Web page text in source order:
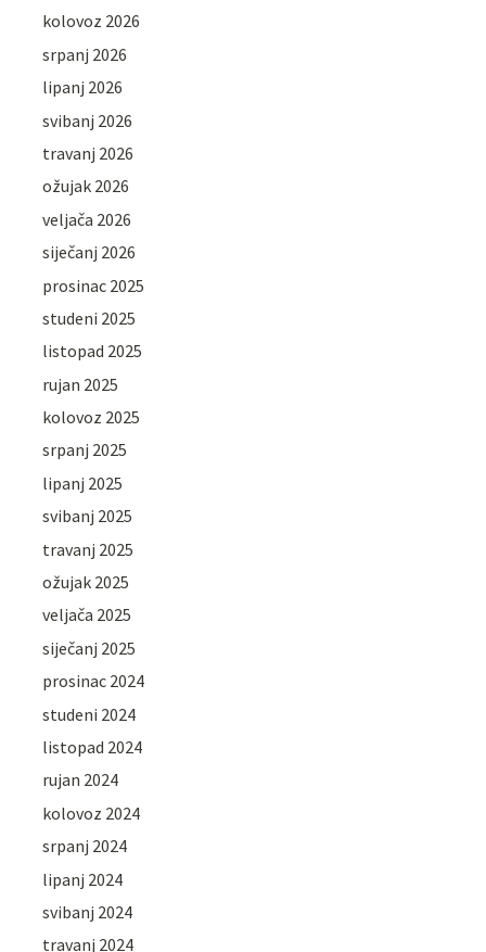
kolovoz 2026
srpanj 2026
lipanj 2026
svibanj 2026
travanj 2026
ožujak 2026
veljača 2026
siječanj 2026
prosinac 2025
studeni 2025
listopad 2025
rujan 2025
kolovoz 2025
srpanj 2025
lipanj 2025
svibanj 2025
travanj 2025
ožujak 2025
veljača 2025
siječanj 2025
prosinac 2024
studeni 2024
listopad 2024
rujan 2024
kolovoz 2024
srpanj 2024
lipanj 2024
svibanj 2024
travanj 2024